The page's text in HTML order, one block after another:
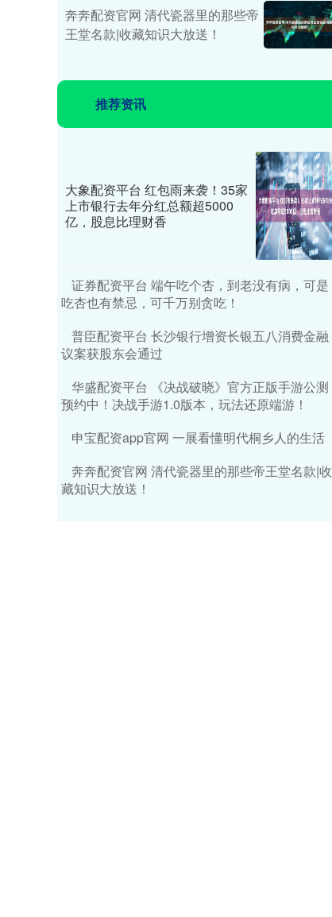
奔奔配资官网 清代瓷器里的那些帝
王堂名款|收藏知识大放送！
推荐资讯
大象配资平台 红包雨来袭！35家
上市银行去年分红总额超5000
亿，股息比理财香
证券配资平台 端午吃个杏，到老没有病，可是
吃杏也有禁忌，可千万别贪吃！
普臣配资平台 长沙银行增资长银五八消费金融
议案获股东会通过
华盛配资平台 《决战破晓》官方正版手游公测
预约中！决战手游1.0版本，玩法还原端游！
申宝配资app官网 一展看懂明代桐乡人的生活
奔奔配资官网 清代瓷器里的那些帝王堂名款|收
藏知识大放送！